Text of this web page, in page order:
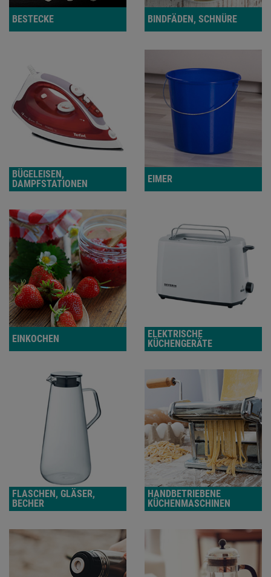
BESTECKE BINDFÄDEN, SCHNÜRE
BÜGELEISEN,
DAMPFSTATIONEN
EIMER
EINKOCHEN
ELEKTRISCHE
KÜCHENGERÄTE
FLASCHEN, GLÄSER,
BECHER
HANDBETRIEBENE
KÜCHENMASCHINEN